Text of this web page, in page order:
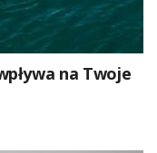
na Twoje